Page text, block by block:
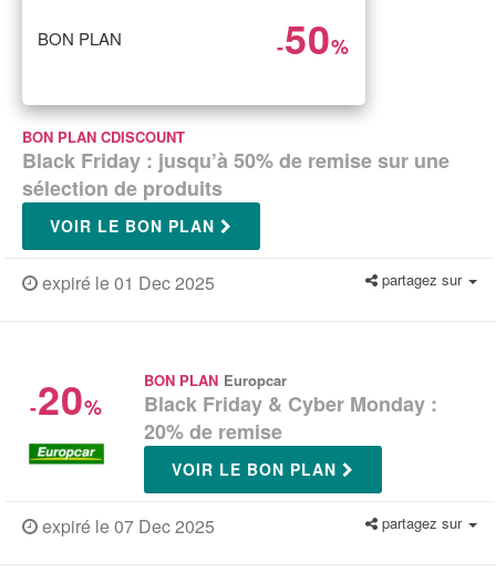
BON PLAN -50%
BON PLAN CDISCOUNT
Black Friday : jusqu’à 50% de remise sur une
sélection de produits
VOIR LE BON PLAN
expiré le 01 Dec 2025 partagez sur
-20%
BON PLAN Europcar
Black Friday & Cyber Monday :
20% de remise
VOIR LE BON PLAN
expiré le 07 Dec 2025 partagez sur